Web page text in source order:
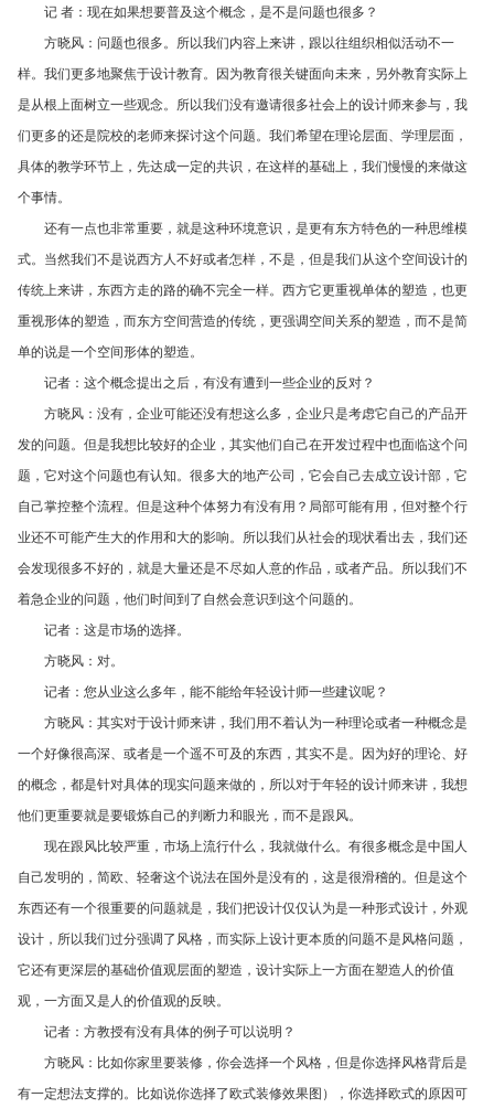
记 者：现在如果想要普及这个概念，是不是问题也很多？
方晓风：问题也很多。所以我们内容上来讲，跟以往组织相似活动不一
样。我们更多地聚焦于设计教育。因为教育很关键面向未来，另外教育实际上
是从根上面树立一些观念。所以我们没有邀请很多社会上的设计师来参与，我
们更多的还是院校的老师来探讨这个问题。我们希望在理论层面、学理层面，
具体的教学环节上，先达成一定的共识，在这样的基础上，我们慢慢的来做这
个事情。
还有一点也非常重要，就是这种环境意识，是更有东方特色的一种思维模
式。当然我们不是说西方人不好或者怎样，不是，但是我们从这个空间设计的
传统上来讲，东西方走的路的确不完全一样。西方它更重视单体的塑造，也更
重视形体的塑造，而东方空间营造的传统，更强调空间关系的塑造，而不是简
单的说是一个空间形体的塑造。
记者：这个概念提出之后，有没有遭到一些企业的反对？
方晓风：没有，企业可能还没有想这么多，企业只是考虑它自己的产品开
发的问题。但是我想比较好的企业，其实他们自己在开发过程中也面临这个问
题，它对这个问题也有认知。很多大的地产公司，它会自己去成立设计部，它
自己掌控整个流程。但是这种个体努力有没有用？局部可能有用，但对整个行
业还不可能产生大的作用和大的影响。所以我们从社会的现状看出去，我们还
会发现很多不好的，就是大量还是不尽如人意的作品，或者产品。所以我们不
着急企业的问题，他们时间到了自然会意识到这个问题的。
记者：这是市场的选择。
方晓风：对。
记者：您从业这么多年，能不能给年轻设计师一些建议呢？
方晓风：其实对于设计师来讲，我们用不着认为一种理论或者一种概念是
一个好像很高深、或者是一个遥不可及的东西，其实不是。因为好的理论、好
的概念，都是针对具体的现实问题来做的，所以对于年轻的设计师来讲，我想
他们更重要就是要锻炼自己的判断力和眼光，而不是跟风。
现在跟风比较严重，市场上流行什么，我就做什么。有很多概念是中国人
自己发明的，简欧、轻奢这个说法在国外是没有的，这是很滑稽的。但是这个
东西还有一个很重要的问题就是，我们把设计仅仅认为是一种形式设计，外观
设计，所以我们过分强调了风格，而实际上设计更本质的问题不是风格问题，
它还有更深层的基础价值观层面的塑造，设计实际上一方面在塑造人的价值
观，一方面又是人的价值观的反映。
记者：方教授有没有具体的例子可以说明？
方晓风：比如你家里要装修，你会选择一个风格，但是你选择风格背后是
有一定想法支撑的。比如说你选择了欧式装修效果图），你选择欧式的原因可